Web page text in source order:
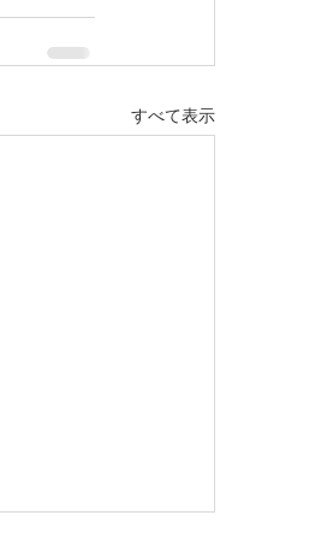
すべて表示